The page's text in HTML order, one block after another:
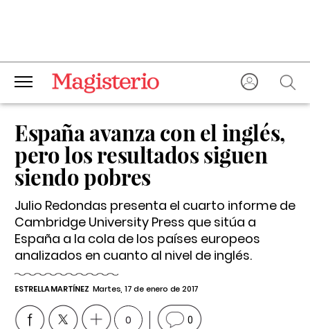
España avanza con el inglés,
pero los resultados siguen
siendo pobres
Julio Redondas presenta el cuarto informe de
Cambridge University Press que sitúa a
España a la cola de los países europeos
analizados en cuanto al nivel de inglés.
ESTRELLA MARTÍNEZ Martes, 17 de enero de 2017
0 0